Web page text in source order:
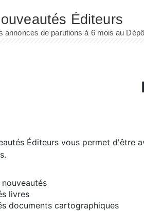
Éditeurs vous permet d'être
livres
documents cartographiques